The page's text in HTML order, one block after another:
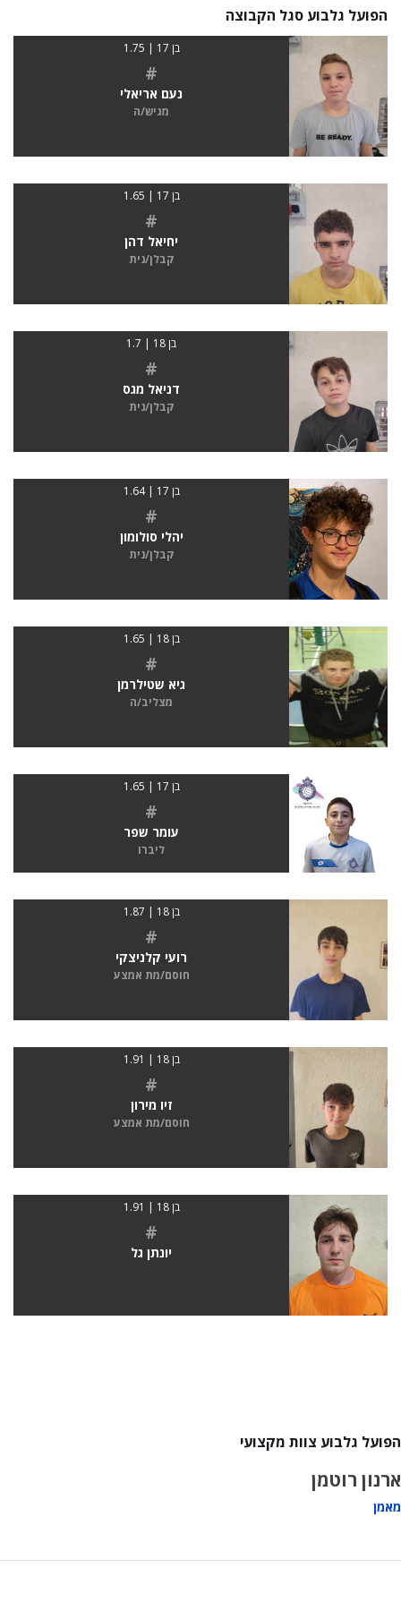
הפועל גלבוע סגל הקבוצה
בן 17 | 1.75
#
נעם אריאלי
מגיש/ה
בן 17 | 1.65
#
יחיאל דהן
קבלן/נית
בן 18 | 1.7
#
דניאל מגס
קבלן/נית
בן 17 | 1.64
#
יהלי סולומון
קבלן/נית
בן 18 | 1.65
#
גיא שטילרמן
מצליב/ה
בן 17 | 1.65
#
עומר שפר
ליברו
בן 18 | 1.87
#
רועי קלניצקי
חוסם/מת אמצע
בן 18 | 1.91
#
זיו מירון
חוסם/מת אמצע
בן 18 | 1.91
#
יונתן גל
הפועל גלבוע צוות מקצועי
ארנון רוטמן
מאמן